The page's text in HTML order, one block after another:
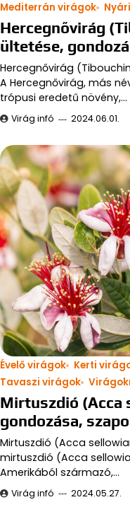
Mediterrán virágok
Hercegnővirág
ültetése,
Hercegnővirág
A Hercegnővirág, más
trópusi eredetű növény,…
Virág infó 2024.06.01.
Évelő virágok Kerti
Tavaszi virágok
Mirtuszdió (Acca
gondozása,
Mirtuszdió (Acca
mirtuszdió (Acca
Amerikából származó,…
Virág infó 2024.05.27.